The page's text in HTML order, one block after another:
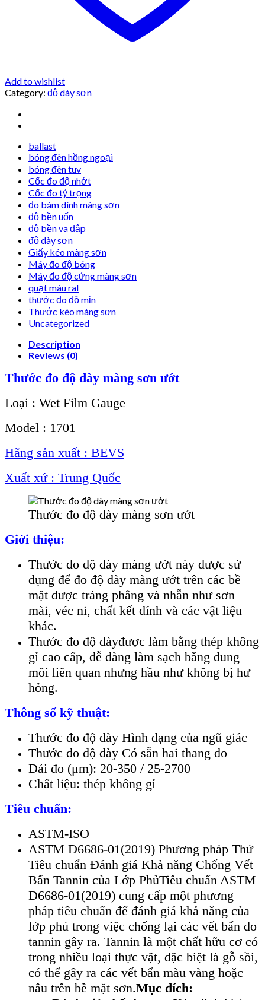
Add to wishlist
Category: độ dày sơn
ballast
bóng đèn hồng ngoại
bóng đèn tuv
Cốc đo độ nhớt
Cốc đo tỷ trọng
đo bám dính màng sơn
độ bền uốn
độ bền va đập
độ dày sơn
Giấy kéo màng sơn
Máy đo độ bóng
Máy đo độ cứng màng sơn
quạt màu ral
thước đo độ mịn
Thước kéo màng sơn
Uncategorized
Description
Reviews (0)
Thước đo độ dày màng sơn ướt
Loại : Wet Film Gauge
Model : 1701
Hãng sản xuất : BEVS
Xuất xứ : Trung Quốc
Thước đo độ dày màng sơn ướt
Giới thiệu:
Thước đo độ dày màng ướt này được sử
dụng để đo độ dày màng ướt trên các bề
mặt được tráng phẳng và nhẵn như sơn
mài, véc ni, chất kết dính và các vật liệu
khác.
Thước đo độ dàyđược làm bằng thép không
gỉ cao cấp, dễ dàng làm sạch bằng dung
môi liên quan nhưng hầu như không bị hư
hỏng.
Thông số kỹ thuật:
Thước đo độ dày Hình dạng của ngũ giác
Thước đo độ dày Có sẵn hai thang đo
Dải đo (μm): 20-350 / 25-2700
Chất liệu: thép không gỉ
Tiêu chuẩn:
ASTM-ISO
ASTM D6686-01(2019) Phương pháp Thử
Tiêu chuẩn Đánh giá Khả năng Chống Vết
Bẩn Tannin của Lớp PhủTiêu chuẩn ASTM
D6686-01(2019) cung cấp một phương
pháp tiêu chuẩn để đánh giá khả năng của
lớp phủ trong việc chống lại các vết bẩn do
tannin gây ra. Tannin là một chất hữu cơ có
trong nhiều loại thực vật, đặc biệt là gỗ sồi,
có thể gây ra các vết bẩn màu vàng hoặc
nâu trên bề mặt sơn.Mục đích: